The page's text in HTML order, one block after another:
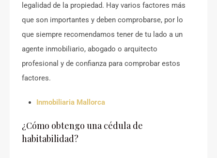
legalidad de la propiedad. Hay varios factores más
que son importantes y deben comprobarse, por lo
que siempre recomendamos tener de tu lado a un
agente inmobiliario, abogado o arquitecto
profesional y de confianza para comprobar estos
factores.
Inmobiliaria Mallorca
¿Cómo obtengo una cédula de
habitabilidad?